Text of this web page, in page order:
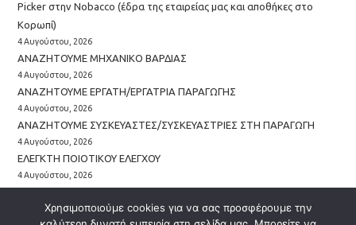
Picker στην Nobacco (έδρα της εταιρείας μας και αποθήκες στο
Κορωπί)
4 Αυγούστου, 2026
ΑΝΑΖΗΤΟΥΜΕ ΜΗΧΑΝΙΚΟ ΒΑΡΔΙΑΣ
4 Αυγούστου, 2026
ΑΝΑΖΗΤΟΥΜΕ ΕΡΓΑΤΗ/ΕΡΓΑΤΡΙΑ ΠΑΡΑΓΩΓΗΣ
4 Αυγούστου, 2026
ΑΝΑΖΗΤΟΥΜΕ ΣΥΣΚΕΥΑΣΤΕΣ/ΣΥΣΚΕΥΑΣΤΡΙΕΣ ΣΤΗ ΠΑΡΑΓΩΓΗ
4 Αυγούστου, 2026
EΛΕΓΚΤΗ ΠΟΙΟΤΙΚΟΥ ΕΛΕΓΧΟΥ
4 Αυγούστου, 2026
Χρησιμοποιούμε cookies για να σας προσφέρουμε την